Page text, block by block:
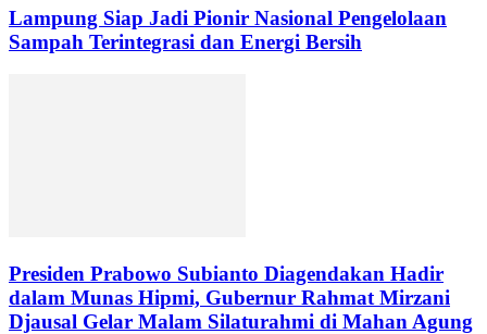
Lampung Siap Jadi Pionir Nasional Pengelolaan
Sampah Terintegrasi dan Energi Bersih
Presiden Prabowo Subianto Diagendakan Hadir
dalam Munas Hipmi, Gubernur Rahmat Mirzani
Djausal Gelar Malam Silaturahmi di Mahan Agung